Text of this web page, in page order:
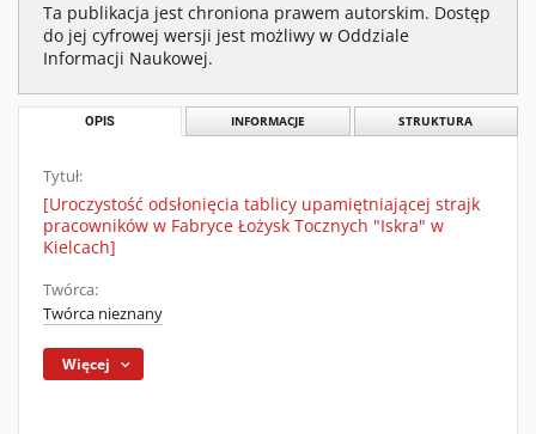
Ta publikacja jest chroniona prawem autorskim. Dostęp
do jej cyfrowej wersji jest możliwy w Oddziale
Informacji Naukowej.
OPIS INFORMACJE STRUKTURA
Tytuł:
[Uroczystość odsłonięcia tablicy upamiętniającej strajk
pracowników w Fabryce Łożysk Tocznych "Iskra" w
Kielcach]
Twórca:
Twórca nieznany
Więcej